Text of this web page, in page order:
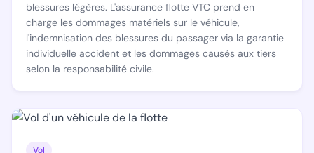
blessures légères. L'assurance flotte VTC prend en
charge les dommages matériels sur le véhicule,
l'indemnisation des blessures du passager via la garantie
individuelle accident et les dommages causés aux tiers
selon la responsabilité civile.
Vol